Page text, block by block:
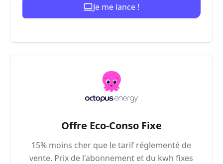
Je me lance !
Offre Eco-Conso Fixe
15% moins cher que le tarif réglementé de
vente. Prix de l'abonnement et du kwh fixes